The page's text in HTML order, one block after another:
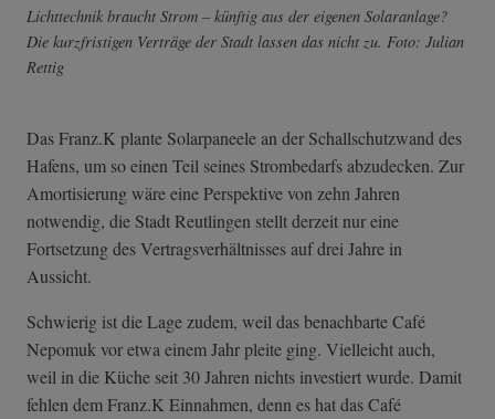
Lichttechnik braucht Strom – künftig aus der eigenen Solaranlage?
Die kurzfristigen Verträge der Stadt lassen das nicht zu. Foto: Julian
Rettig
Das Franz.K plante Solarpaneele an der Schallschutzwand des
Hafens, um so einen Teil seines Strombedarfs abzudecken. Zur
Amortisierung wäre eine Perspektive von zehn Jahren
notwendig, die Stadt Reutlingen stellt derzeit nur eine
Fortsetzung des Vertragsverhältnisses auf drei Jahre in
Aussicht.
Schwierig ist die Lage zudem, weil das benachbarte Café
Nepomuk vor etwa einem Jahr pleite ging. Vielleicht auch,
weil in die Küche seit 30 Jahren nichts investiert wurde. Damit
fehlen dem Franz.K Einnahmen, denn es hat das Café